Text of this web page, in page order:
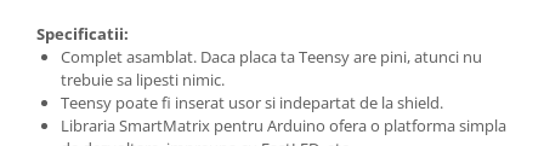
Kit Fun
Kit Roboti
Cadouri
Puzzle mecanic Ugears
Specificatii:
Complet asamblat. Daca placa ta Teensy are pini, atunci nu
trebuie sa lipesti nimic.
Teensy poate fi inserat usor si indepartat de la shield.
Libraria SmartMatrix pentru Arduino ofera o platforma simpla